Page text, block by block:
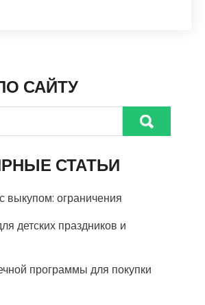
САЙТУ
СТАТЬИ
выкупом: ограничения
детских праздников и
программы для покупки